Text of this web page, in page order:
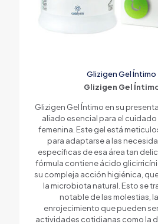
Glizigen Gel
Glizigen Gel
Glizigen Gel Íntimo en su
aliado esencial para el cuidado
femenina. Este gel está
para adaptarse a las
específicas de esa área tan
fórmula contiene ácido
su compleja acción higiénica,
la microbiota natural. Esto se
notable de las molestias,
enrojecimiento que pueden
actividades cotidianas como la